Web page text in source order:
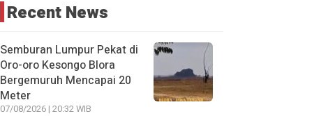
Recent News
Semburan Lumpur Pekat di
Oro-oro Kesongo Blora
Bergemuruh Mencapai 20
Meter
07/08/2026 | 20:32 WIB